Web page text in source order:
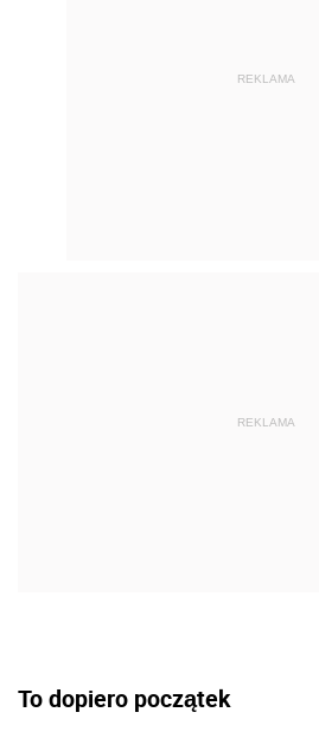
REKLAMA
REKLAMA
To dopiero początek